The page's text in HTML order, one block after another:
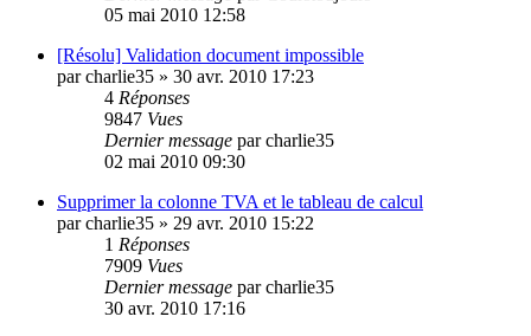
05 mai 2010 12:58
[Résolu] Validation document impossible
parcharlie35 » 30 avr. 2010 17:23
4 Réponses
9847 Vues
Dernier message parcharlie35
02 mai 2010 09:30
Supprimer la colonne TVA et le tableau de calcul
parcharlie35 » 29 avr. 2010 15:22
1 Réponses
7909 Vues
Dernier message parcharlie35
30 avr. 2010 17:16